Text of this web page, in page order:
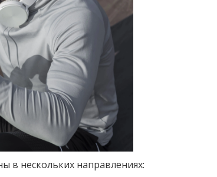
в нескольких направлениях: